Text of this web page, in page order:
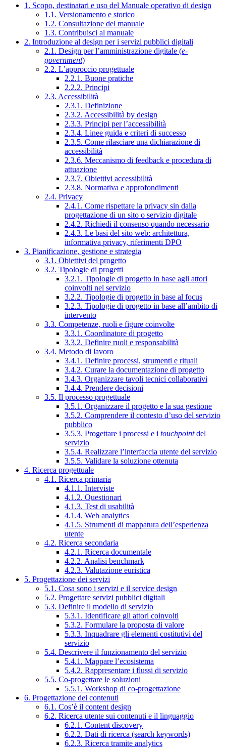
1. Scopo, destinatari e uso del Manuale operativo di design
1.1. Versionamento e storico
1.2. Consultazione del manuale
1.3. Contribuisci al manuale
2. Introduzione al design per i servizi pubblici digitali
2.1. Design per l’amministrazione digitale (e-
government)
2.2. L’approccio progettuale
2.2.1. Buone pratiche
2.2.2. Principi
2.3. Accessibilità
2.3.1. Definizione
2.3.2. Accessibilità by design
2.3.3. Principi per l’accessibilità
2.3.4. Linee guida e criteri di successo
2.3.5. Come rilasciare una dichiarazione di
accessibilità
2.3.6. Meccanismo di feedback e procedura di
attuazione
2.3.7. Obiettivi accessibilità
2.3.8. Normativa e approfondimenti
2.4. Privacy
2.4.1. Come rispettare la privacy sin dalla
progettazione di un sito o servizio digitale
2.4.2. Richiedi il consenso quando necessario
2.4.3. Le basi del sito web: architettura,
informativa privacy, riferimenti DPO
3. Pianificazione, gestione e strategia
3.1. Obiettivi del progetto
3.2. Tipologie di progetti
3.2.1. Tipologie di progetto in base agli attori
coinvolti nel servizio
3.2.2. Tipologie di progetto in base al focus
3.2.3. Tipologie di progetto in base all’ambito di
intervento
3.3. Competenze, ruoli e figure coinvolte
3.3.1. Coordinatore di progetto
3.3.2. Definire ruoli e responsabilità
3.4. Metodo di lavoro
3.4.1. Definire processi, strumenti e rituali
3.4.2. Curare la documentazione di progetto
3.4.3. Organizzare tavoli tecnici collaborativi
3.4.4. Prendere decisioni
3.5. Il processo progettuale
3.5.1. Organizzare il progetto e la sua gestione
3.5.2. Comprendere il contesto d’uso del servizio
pubblico
3.5.3. Progettare i processi e i touchpointdel
servizio
3.5.4. Realizzare l’interfaccia utente del servizio
3.5.5. Validare la soluzione ottenuta
4. Ricerca progettuale
4.1. Ricerca primaria
4.1.1. Interviste
4.1.2. Questionari
4.1.3. Test di usabilità
4.1.4. Web analytics
4.1.5. Strumenti di mappatura dell’esperienza
utente
4.2. Ricerca secondaria
4.2.1. Ricerca documentale
4.2.2. Analisi benchmark
4.2.3. Valutazione euristica
5. Progettazione dei servizi
5.1. Cosa sono i servizi e il service design
5.2. Progettare servizi pubblici digitali
5.3. Definire il modello di servizio
5.3.1. Identificare gli attori coinvolti
5.3.2. Formulare la proposta di valore
5.3.3. Inquadrare gli elementi costitutivi del
servizio
5.4. Descrivere il funzionamento del servizio
5.4.1. Mappare l’ecosistema
5.4.2. Rappresentare i flussi di servizio
5.5. Co-progettare le soluzioni
5.5.1. Workshop di co-progettazione
6. Progettazione dei contenuti
6.1. Cos’è il content design
6.2. Ricerca utente sui contenuti e il linguaggio
6.2.1. Content discovery
6.2.2. Dati di ricerca (search keywords)
6.2.3. Ricerca tramite analytics